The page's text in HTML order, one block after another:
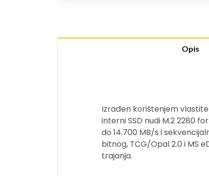
Opis
Izrađen korištenjem vlastite
interni SSD nudi M.2 2280
do 14.700 MB/s i
bitnog, TCG/Opal 2.0 i MS
trajanja.